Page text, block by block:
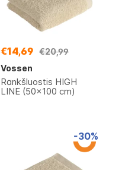
€14,69 €20,99
Vossen
Rankšluostis HIGH
LINE (50x100 cm)
-30%